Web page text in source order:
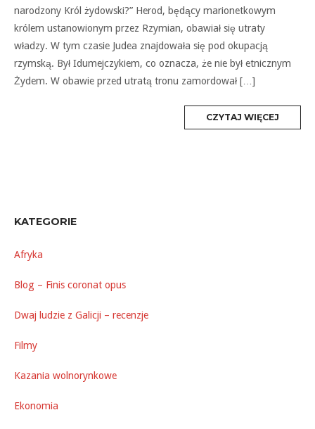
narodzony Król żydowski?” Herod, będący marionetkowym
królem ustanowionym przez Rzymian, obawiał się utraty
władzy. W tym czasie Judea znajdowała się pod okupacją
rzymską. Był Idumejczykiem, co oznacza, że nie był etnicznym
Żydem. W obawie przed utratą tronu zamordował […]
CZYTAJ WIĘCEJ
KATEGORIE
Afryka
Blog – Finis coronat opus
Dwaj ludzie z Galicji – recenzje
Filmy
Kazania wolnorynkowe
Ekonomia